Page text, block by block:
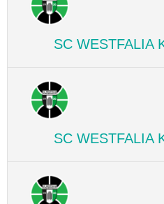
SC WESTFALIA
SC WESTFALIA